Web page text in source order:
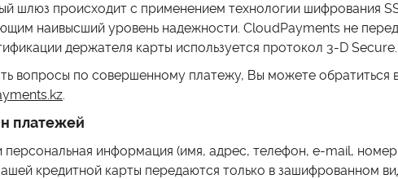
шлюз происходит с применением технологии шифрования
наивысший уровень надежности. CloudPayments не
держателя карты используется протокол 3-D Secure.
вопросы по совершенному платежу, Вы можете
.
платежей
информация (имя, адрес, телефон, e-mail,
кредитной карты передаются только в зашифрованном